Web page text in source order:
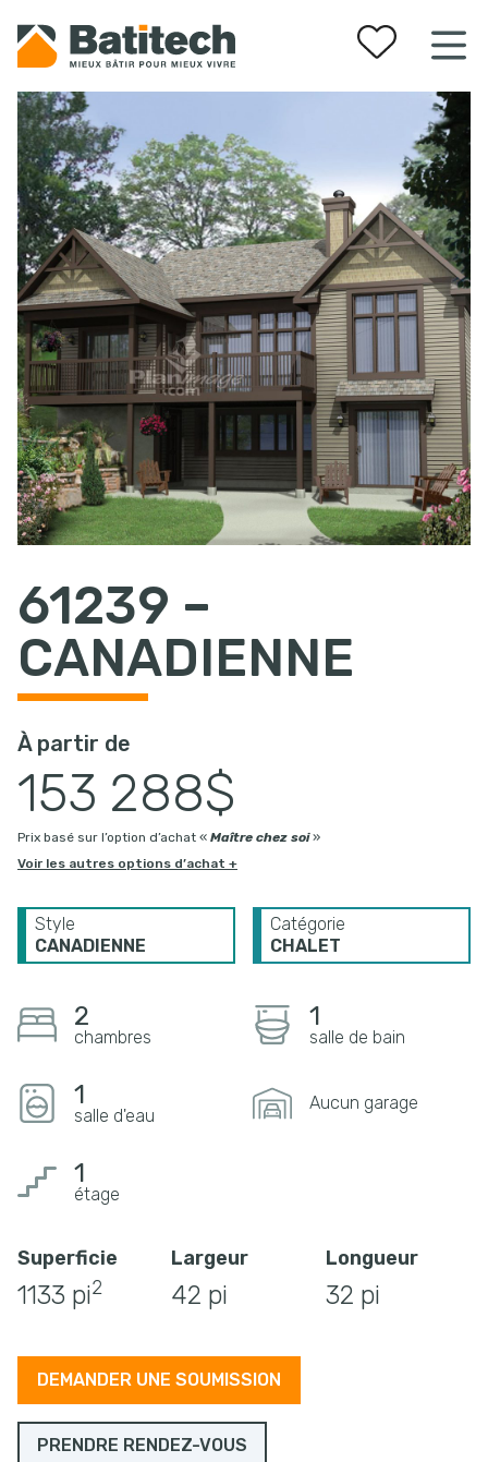
Vos favoris
61239 –
CANADIENNE
À partir de
153 288$
Prix basé sur l’option d’achat « Maître chez soi»
Voir les autres options d’achat +
Style
CANADIENNE
Catégorie
CHALET
2
chambres
1
salle de bain
1
salle d'eau
Aucun garage
1
étage
Superficie
1133 pi2
Largeur
42 pi
Longueur
32 pi
DEMANDER UNE SOUMISSION
PRENDRE RENDEZ-VOUS